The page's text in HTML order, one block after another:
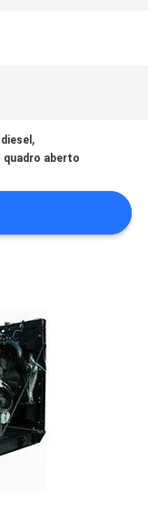
,
quadro aberto